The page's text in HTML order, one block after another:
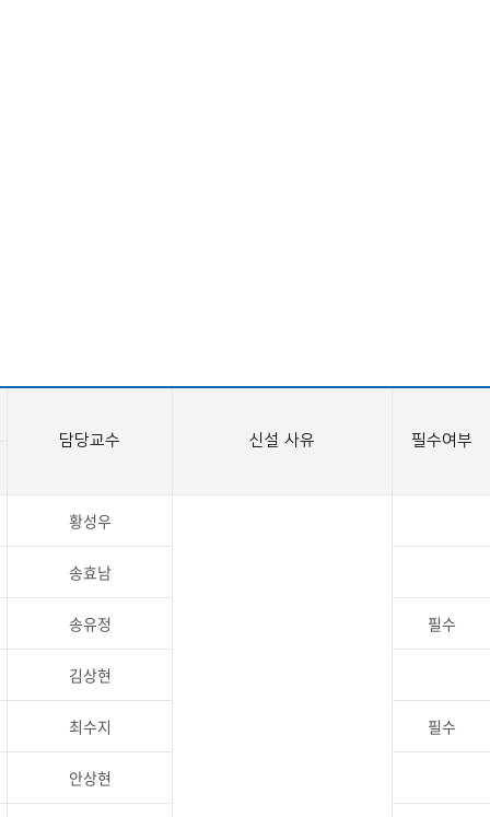
담당교수 신설 사유 필수여부
황성우
송효남
송유정 필수
김상현
최수지 필수
안상현